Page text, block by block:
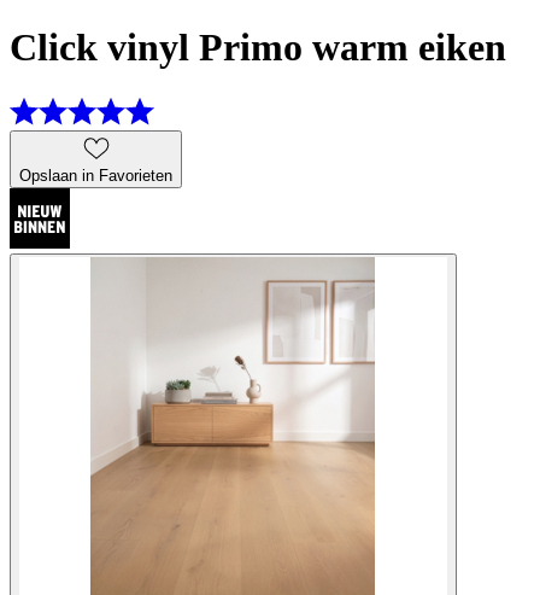
Click vinyl Primo warm eiken
Opslaan in Favorieten